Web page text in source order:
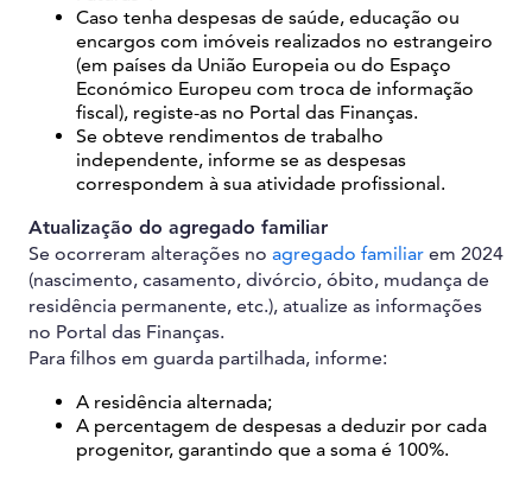
Caso tenha despesas de saúde, educação ou
encargos com imóveis realizados no estrangeiro
(em países da União Europeia ou do Espaço
Económico Europeu com troca de informação
fiscal), registe-as no Portal das Finanças.
Se obteve rendimentos de trabalho
independente, informe se as despesas
correspondem à sua atividade profissional.
Atualização do agregado familiar
Se ocorreram alterações no agregado familiar em 2024
(nascimento, casamento, divórcio, óbito, mudança de
residência permanente, etc.), atualize as informações
no Portal das Finanças.
Para filhos em guarda partilhada, informe:
A residência alternada;
A percentagem de despesas a deduzir por cada
progenitor, garantindo que a soma é 100%.